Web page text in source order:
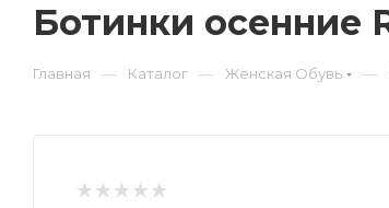
Ботинки осенние
Главная — Каталог — Женская Обувь —